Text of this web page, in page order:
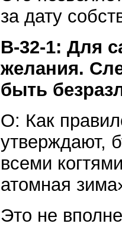
за дату
В-32-1: Для
желания.
быть
О: Как
утверждают,
всеми
атомная
Это не